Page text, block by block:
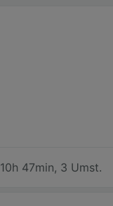
10h 47min, 3 Umst.